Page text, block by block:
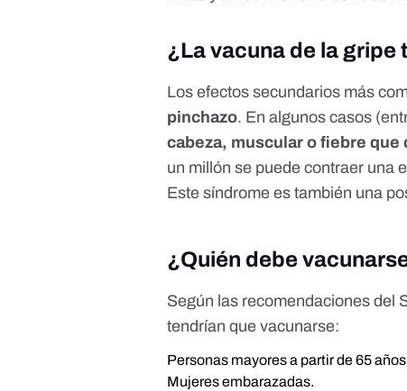
¿La vacuna de la
Los efectos secundarios más
pinchazo. En algunos casos
cabeza, muscular o fiebre que
un millón se puede contraer una
Este síndrome es también una
¿Quién debe
Según las recomendaciones del
tendrían que vacunarse:
Personas mayores a partir de 65
Mujeres embarazadas.